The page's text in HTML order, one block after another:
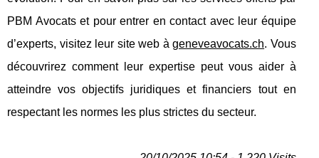
PBM Avocats et pour entrer en contact avec leur équipe
d’experts, visitez leur site web àgeneveavocats.ch. Vous
découvrirez comment leur expertise peut vous aider à
atteindre vos objectifs juridiques et financiers tout en
respectant les normes les plus strictes du secteur.